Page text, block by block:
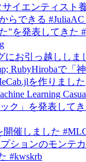
サイエンティス
らできる #JuliaAC
"を発表してきた
にお引っ越ししま
RubyHirobaで「
を作りました
Learning
ック」を発表して
開催しました
プションのモンテ
#kwskrb